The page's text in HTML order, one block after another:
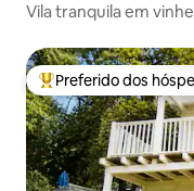
Vila tranquila em
Entre os melhores
Preferido dos